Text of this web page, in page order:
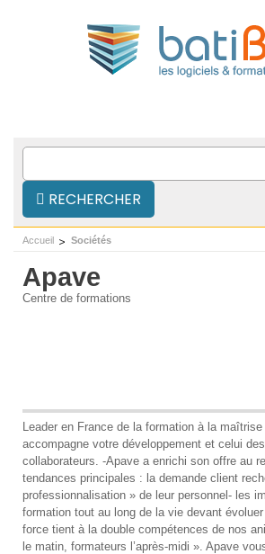
RECHERCHER
Accueil Sociétés
Apave
Centre de formations
Leader en France de la formation à la
accompagne votre développement et celui
collaborateurs. -Apave a enrichi son offre au
tendances principales : la demande client
professionnalisation » de leur personnel- les
formation tout au long de la vie devant
force tient à la double compétences de nos
le matin, formateurs l’après-midi ». Apave